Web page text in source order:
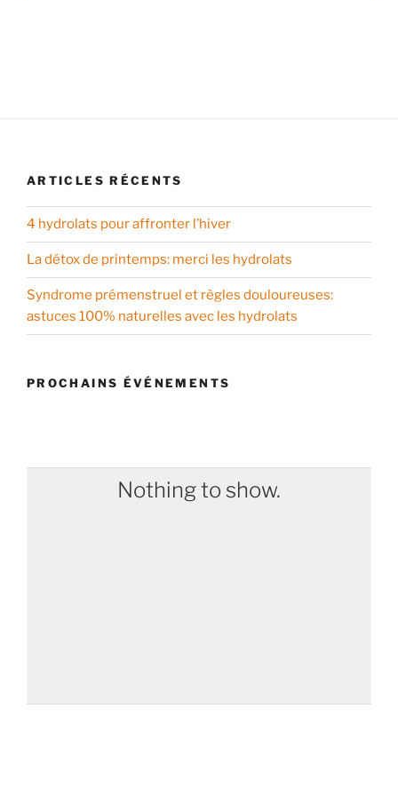
ARTICLES RÉCENTS
4 hydrolats pour affronter l’hiver
La détox de printemps: merci les hydrolats
Syndrome prémenstruel et règles douloureuses:
astuces 100% naturelles avec les hydrolats
PROCHAINS ÉVÉNEMENTS
Nothing to show.